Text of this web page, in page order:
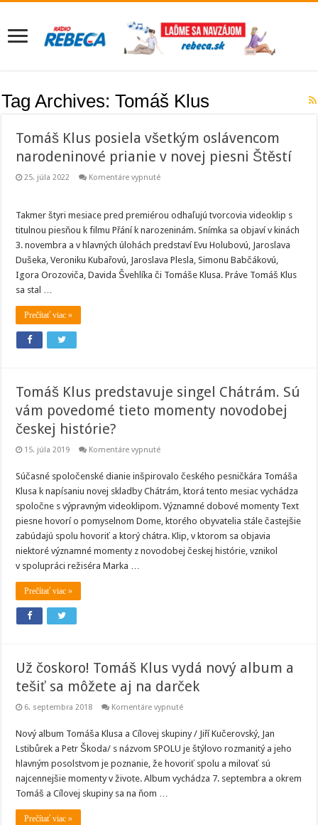
Tag Archives:Tomáš Klus
Tomáš Klus posiela všetkým oslávencom
narodeninové prianie v novej piesni Štěstí
25. júla 2022 Komentáre vypnuténa
všetkým
oslávencom
narodeninové
prianie
v novej
piesni
Štěstí
Takmer štyri mesiace pred premiérou odhaľujú tvorcovia videoklip s
titulnou piesňou k filmu Přání k narozeninám. Snímka sa objaví v kinách
3. novembra a v hlavných úlohách predstaví Evu Holubovú, Jaroslava
Dušeka, Veroniku Kubařovú, Jaroslava Plesla, Simonu Babčákovú,
Igora Orozoviča, Davida Švehlíka či Tomáše Klusa. Práve Tomáš Klus
sa stal …
Prečítať viac »
Tomáš Klus predstavuje singel Chátrám. Sú
vám povedomé tieto momenty novodobej
českej histórie?
15. júla 2019 Komentáre vypnuténa
predstavuje
singel
Chátrám.
Sú
vám
povedomé
tieto
momenty
novodobej
Súčasné spoločenské dianie inšpirovalo českého pesničkára Tomáša
Klusa k napísaniu novej skladby Chátrám, ktorá tento mesiac vychádza
spoločne s výpravným videoklipom. Významné dobové momenty Text
piesne hovorí o pomyselnom Dome, ktorého obyvatelia stále častejšie
zabúdajú spolu hovoriť a ktorý chátra. Klip, v ktorom sa objavia
niektoré významné momenty z novodobej českej histórie, vznikol
v spolupráci režiséra Marka …
Prečítať viac »
Už čoskoro! Tomáš Klus vydá nový album a
tešiť sa môžete aj na darček
6. septembra 2018 Komentáre vypnuténa
Tomáš
Klus
vydá
nový
album
a
Nový album Tomáša Klusa a Cílovej skupiny / Jiří Kučerovský, Jan
Lstibůrek a Petr Škoda/ s názvom SPOLU je štýlovo rozmanitý a jeho
hlavným posolstvom je poznanie, že hovoriť spolu a milovať sú
najcennejšie momenty v živote. Album vychádza 7. septembra a okrem
Tomáš a Cílovej skupiny sa na ňom …
Prečítať viac »